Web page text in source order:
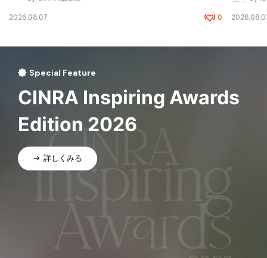
2026.08.07 0
Special Feature
CINRA Inspiring Awards
Edition 2026
詳しくみる